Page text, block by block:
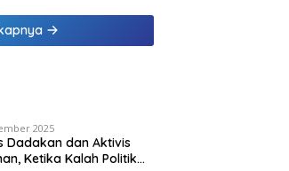
2025
Dadakan dan Aktivis
Ketika Kalah Politik